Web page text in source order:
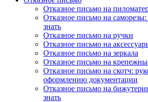
Отказное письмо на
Отказное письмо на
знать
Отказное письмо на ручки
Отказное письмо на
Отказное письмо на зеркала
Отказное письмо на
Отказное письмо на скотч:
оформлению документации
Отказное письмо на
знать